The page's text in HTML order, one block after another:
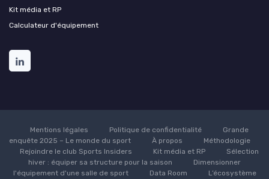
Kit média et RP
Calculateur d'équipement
Mentions légales Politique de confidentialité
Grande
enquête 2025 – Le monde du sport
À propos
Méthodologie
Rejoindre le club Sports Insiders
Kit média et RP
Sélection
hiver : équiper sa structure pour la saison
Dimensionner
l'équipement d'une salle de sport
Data Room
L’écosystème